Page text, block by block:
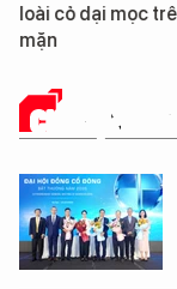
loài cỏ dại mọc
mặn
CHUYỆN